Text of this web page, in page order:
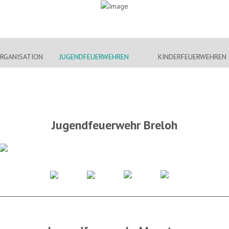
JUGENDFEUERWEHREN KINDERFEUERWEHREN
Jugendfeuerwehr Breloh